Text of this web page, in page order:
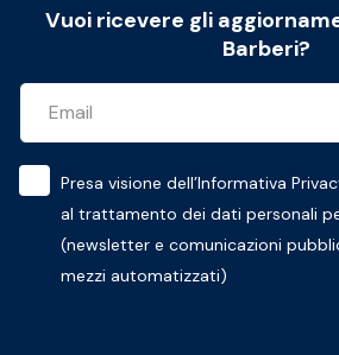
Vuoi ricevere gli
Barberi?
Presa visione dell’Informativa
al trattamento dei dati personali
(newsletter e comunicazioni
mezzi automatizzati)